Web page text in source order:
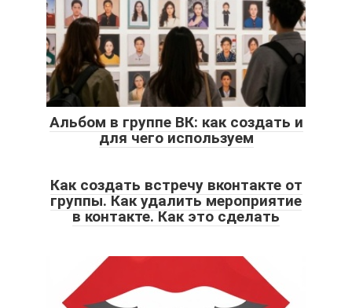
Альбом в группе ВК: как создать и
для чего используем
Как создать встречу вконтакте от
группы. Как удалить мероприятие
в контакте. Как это сделать